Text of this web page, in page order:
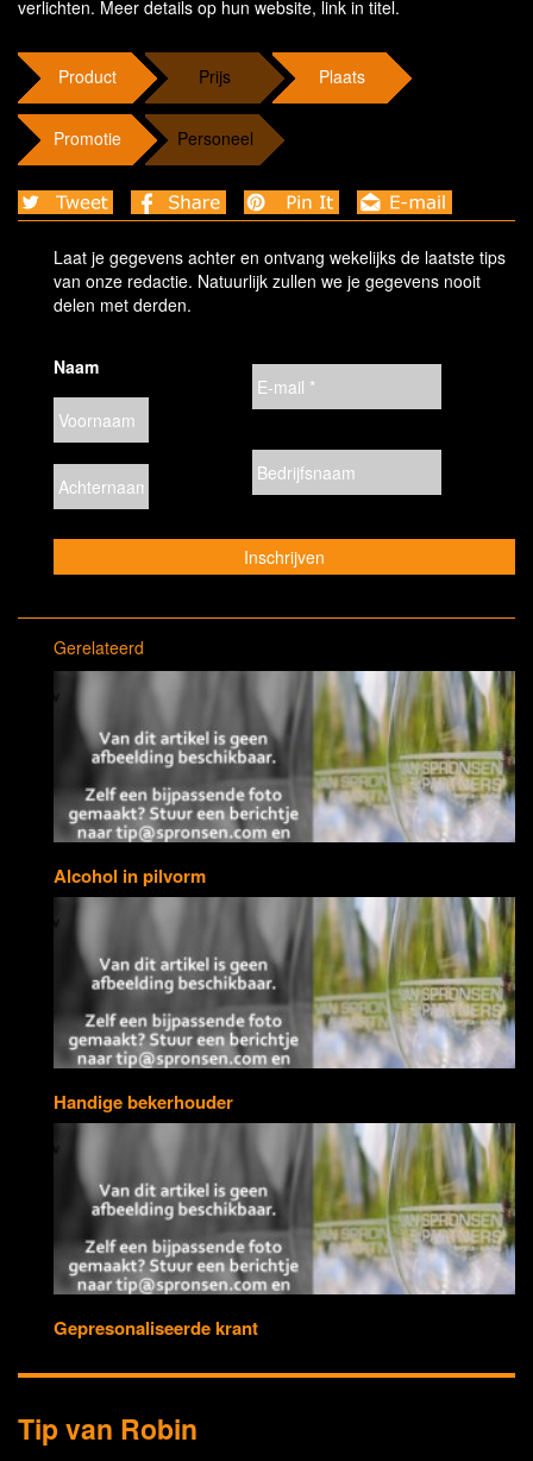
verlichten. Meer details op hun website, link in titel.
Product Prijs Plaats
Promotie Personeel
Laat je gegevens achter en ontvang wekelijks de laatste tips
van onze redactie. Natuurlijk zullen we je gegevens nooit
delen met derden.
Naam
Gerelateerd
Alcohol in pilvorm
Handige bekerhouder
Gepresonaliseerde krant
Tip van Robin